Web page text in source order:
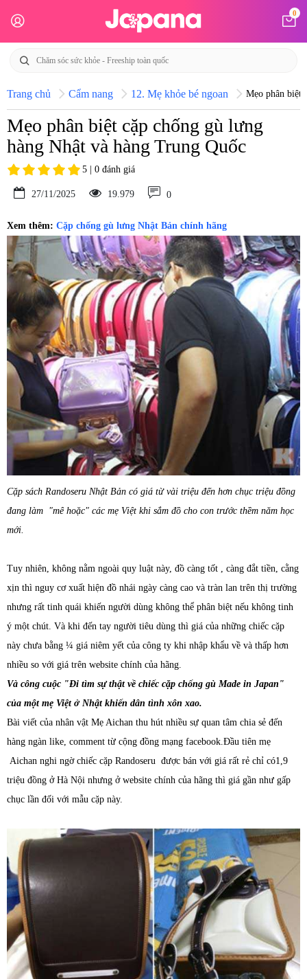
0
Trang chủ Cẩm nang 12. Mẹ khỏe bé ngoan Mẹo phân biệt
Mẹo phân biệt cặp chống gù lưng
hàng Nhật và hàng Trung Quốc
5 | 0 đánh giá
27/11/2025 19.979 0
Xem thêm: Cặp chống gù lưng Nhật Bản chính hãng
Cặp sách Randoseru Nhật Bản có giá từ vài triệu đến hơn chục triệu đồng
đang làm "mê hoặc" các mẹ Việt khi sắm đồ cho con trước thềm năm học
mới.
Tuy nhiên, không nằm ngoài quy luật này, đồ càng tốt , càng đắt tiền, cằng
xịn thì nguy cơ xuất hiện đồ nhái ngày càng cao và tràn lan trên thị trường
nhưng rất tinh quái khiến người dùng không thể phân biệt nếu không tinh
ý một chút. Và khi đến tay người tiêu dùng thì giá của những chiếc cặp
này chưa bằng ¼ giá niêm yết của công ty khi nhập khẩu về và thấp hơn
nhiều so với giá trên website chính của hãng.
Và công cuộc "Đi tìm sự thật về chiếc cặp chống gù Made in Japan"
của một mẹ Việt ở Nhật khiến dân tình xôn xao.
Bài viết của nhân vật Mẹ Aichan thu hút nhiều sự quan tâm chia sẻ đến
hàng ngàn like, comment từ cộng đồng mạng facebook.Đầu tiên mẹ
Aichan nghi ngờ chiếc cặp Randoseru được bán với giá rất rẻ chỉ có1,9
triệu đồng ở Hà Nội nhưng ở website chính của hãng thì giá gần như gấp
chục lần đối với mẫu cặp này.